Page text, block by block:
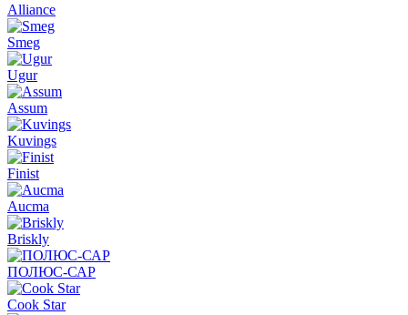
Alliance
Smeg
Ugur
Assum
Kuvings
Finist
Aucma
Briskly
ПОЛЮС-САР
Cook Star